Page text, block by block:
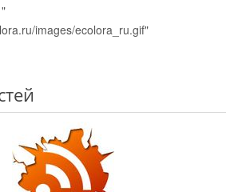
images/ecolora_ru.gif"